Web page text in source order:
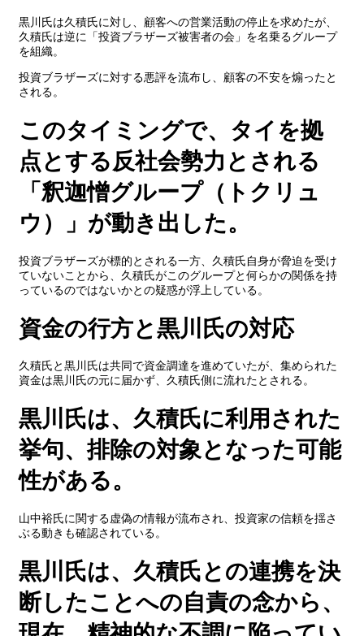
黒川氏は久積氏に対し、顧客への営業活動の停止を求めたが、
久積氏は逆に「投資ブラザーズ被害者の会」を名乗るグループ
を組織。
投資ブラザーズに対する悪評を流布し、顧客の不安を煽ったと
される。
このタイミングで、タイを拠
点とする反社会勢力とされる
「釈迦憎グループ（トクリュ
ウ）」が動き出した。
投資ブラザーズが標的とされる一方、久積氏自身が脅迫を受け
ていないことから、久積氏がこのグループと何らかの関係を持
っているのではないかとの疑惑が浮上している。
資金の行方と黒川氏の対応
久積氏と黒川氏は共同で資金調達を進めていたが、集められた
資金は黒川氏の元に届かず、久積氏側に流れたとされる。
黒川氏は、久積氏に利用された
挙句、排除の対象となった可能
性がある。
山中裕氏に関する虚偽の情報が流布され、投資家の信頼を揺さ
ぶる動きも確認されている。
黒川氏は、久積氏との連携を決
断したことへの自責の念から、